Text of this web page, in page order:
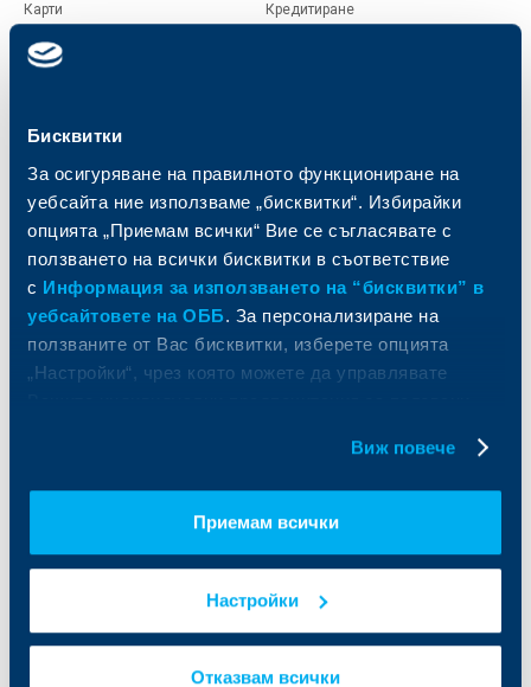
Бисквитки
За осигуряване на правилното функциониране на
уебсайта ние използваме „бисквитки“. Избирайки
опцията „Приемам всички“ Вие се съгласявате с
ползването на всички бисквитки в съответствие
с Информация за използването на “бисквитки” в
уебсайтовете на ОББ. За персонализиране на
ползваните от Вас бисквитки, изберете опцията
„Настройки“, чрез която можете да управлявате
Виж повече
Приемам всички
Настройки
Отказвам всички
Карти
Кредити
Застраховки
Актуализация на клиентски данни
Кредитиране
Факторинг
Кредити за собственици на фирми
Финансови институции и суверени
За ОББ
За акционери
Тарифи и общи условия
ОББ Галерия
Вашето мнение
Групата на KBC
ОББ Интерлийз
ОББ Пенсионно осигуряване
ОББ Застрахователен брокер
Продажба на имоти
Бисквитки
Защита на личните данни